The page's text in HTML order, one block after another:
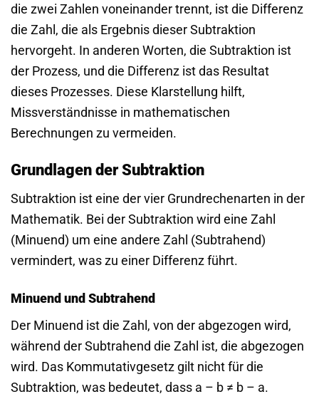
die zwei Zahlen voneinander trennt, ist die Differenz
die Zahl, die als Ergebnis dieser Subtraktion
hervorgeht. In anderen Worten, die Subtraktion ist
der Prozess, und die Differenz ist das Resultat
dieses Prozesses. Diese Klarstellung hilft,
Missverständnisse in mathematischen
Berechnungen zu vermeiden.
Grundlagen der Subtraktion
Subtraktion ist eine der vier Grundrechenarten in der
Mathematik. Bei der Subtraktion wird eine Zahl
(Minuend) um eine andere Zahl (Subtrahend)
vermindert, was zu einer Differenz führt.
Minuend und Subtrahend
Der Minuend ist die Zahl, von der abgezogen wird,
während der Subtrahend die Zahl ist, die abgezogen
wird. Das Kommutativgesetz gilt nicht für die
Subtraktion, was bedeutet, dass a – b ≠ b – a.